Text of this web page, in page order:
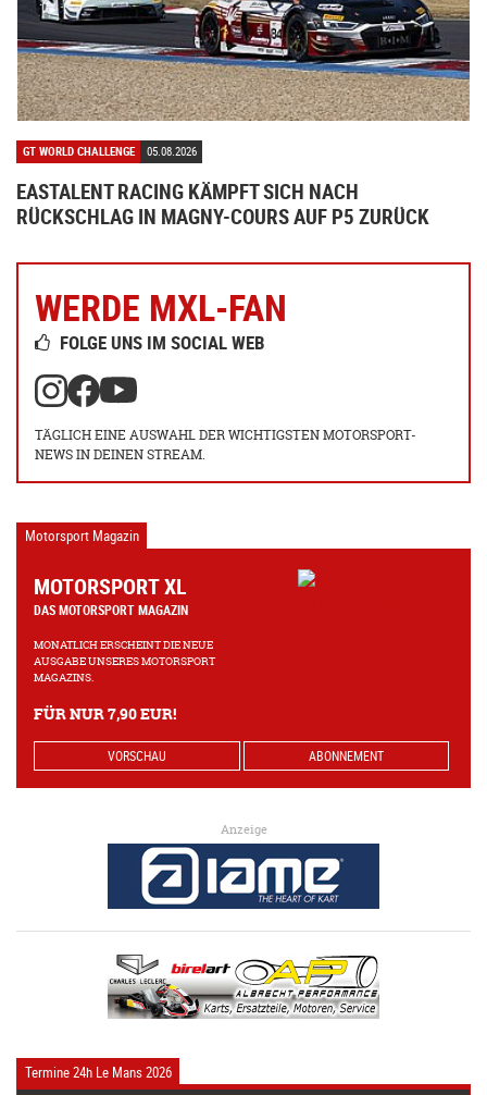
GT WORLD CHALLENGE 05.08.2026
EASTALENT RACING KÄMPFT SICH NACH
RÜCKSCHLAG IN MAGNY-COURS AUF P5 ZURÜCK
WERDE MXL-FAN
FOLGE UNS IM SOCIAL WEB
TÄGLICH EINE AUSWAHL DER WICHTIGSTEN MOTORSPORT-
NEWS IN DEINEN STREAM.
Motorsport Magazin
MOTORSPORT XL
DAS MOTORSPORT MAGAZIN
MONATLICH ERSCHEINT DIE NEUE
AUSGABE UNSERES MOTORSPORT
MAGAZINS.
FÜR NUR 7,90 EUR!
VORSCHAU ABONNEMENT
Anzeige
Termine 24h Le Mans 2026